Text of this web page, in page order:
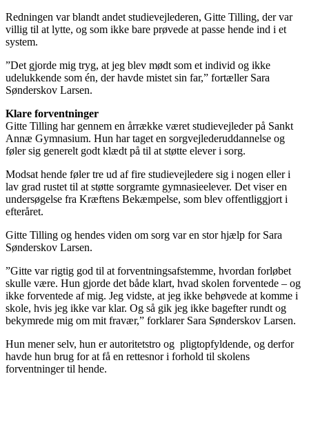
Redningen var blandt andet studievejlederen, Gitte Tilling, der var
villig til at lytte, og som ikke bare prøvede at passe hende ind i et
system.
”Det gjorde mig tryg, at jeg blev mødt som et individ og ikke
udelukkende som én, der havde mistet sin far,” fortæller Sara
Sønderskov Larsen.
Klare forventninger
Gitte Tilling har gennem en årrække været studievejleder på Sankt
Annæ Gymnasium. Hun har taget en sorgvejlederuddannelse og
føler sig generelt godt klædt på til at støtte elever i sorg.
Modsat hende føler tre ud af fire studievejledere sig i nogen eller i
lav grad rustet til at støtte sorgramte gymnasieelever. Det viser en
undersøgelse fra Kræftens Bekæmpelse, som blev offentliggjort i
efteråret.
Gitte Tilling og hendes viden om sorg var en stor hjælp for Sara
Sønderskov Larsen.
”Gitte var rigtig god til at forventningsafstemme, hvordan forløbet
skulle være. Hun gjorde det både klart, hvad skolen forventede – og
ikke forventede af mig. Jeg vidste, at jeg ikke behøvede at komme i
skole, hvis jeg ikke var klar. Og så gik jeg ikke bagefter rundt og
bekymrede mig om mit fravær,” forklarer Sara Sønderskov Larsen.
Hun mener selv, hun er autoritetstro og pligtopfyldende, og derfor
havde hun brug for at få en rettesnor i forhold til skolens
forventninger til hende.